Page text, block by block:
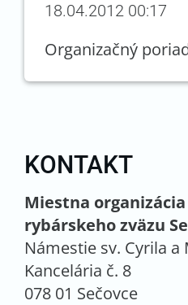
18.04.2012 00:17
Organizačný
KONTAKT
Miestna
rybárskeho zväzu
Námestie sv. Cyrila a
Kancelária č. 8
078 01 Sečovce